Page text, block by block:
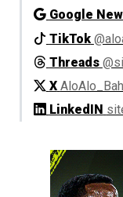
Google
TikTok
Threads
X
LinkedIN